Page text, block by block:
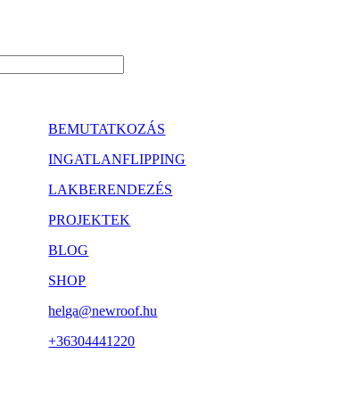
BEMUTATKOZÁS
INGATLANFLIPPING
LAKBERENDEZÉS
PROJEKTEK
BLOG
SHOP
helga@newroof.hu
+36304441220